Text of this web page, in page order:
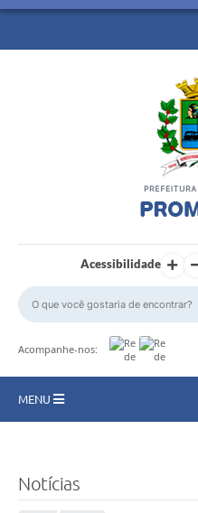
Acessibilidade
Acompanhe-nos:
MENU
Turismo
Notícias